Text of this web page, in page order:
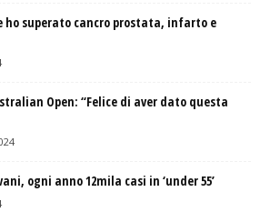
ho superato cancro prostata, infarto e
Open: “Felice di aver dato questa
ogni anno 12mila casi in ‘under 55’